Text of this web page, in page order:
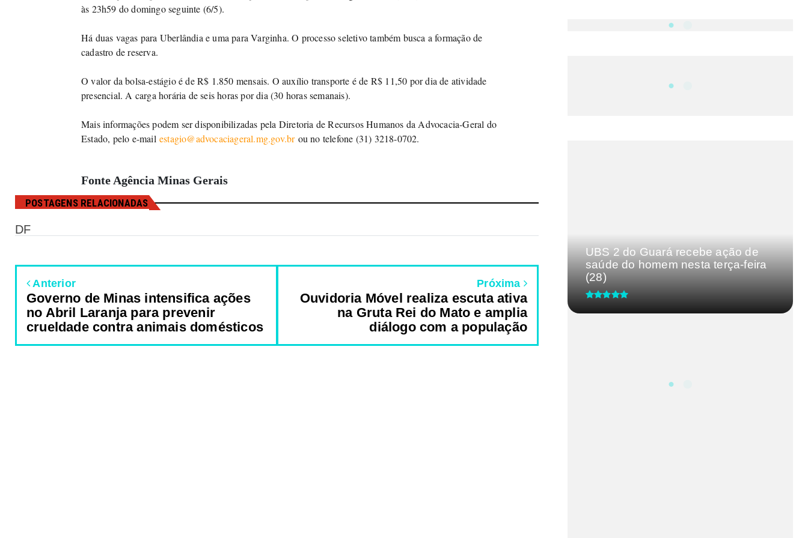
às 23h59 do domingo seguinte (6/5).
Há duas vagas para Uberlândia e uma para Varginha. O processo seletivo também busca a formação de
cadastro de reserva.
O valor da bolsa-estágio é de R$ 1.850 mensais. O auxílio transporte é de R$ 11,50 por dia de atividade
presencial. A carga horária de seis horas por dia (30 horas semanais).
Mais informações podem ser disponibilizadas pela Diretoria de Recursos Humanos da Advocacia-Geral do
Estado, pelo e-mail estagio@advocaciageral.mg.gov.brou no telefone (31) 3218-0702.
Fonte Agência Minas Gerais
POSTAGENS RELACIONADAS
DF
Anterior
Governo de Minas intensifica ações
no Abril Laranja para prevenir
crueldade contra animais domésticos
Próxima
Ouvidoria Móvel realiza escuta ativa
na Gruta Rei do Mato e amplia
diálogo com a população
UBS 2 do Guará recebe ação de
saúde do homem nesta terça-feira
(28)